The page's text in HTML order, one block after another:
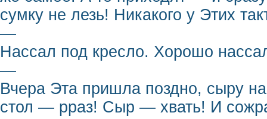
сумку не лезь! Никакого у Этих
—
Нассал под кресло. Хорошо
—
Вчера Эта пришла поздно, сыру
стол — рраз! Сыр — хвать! И